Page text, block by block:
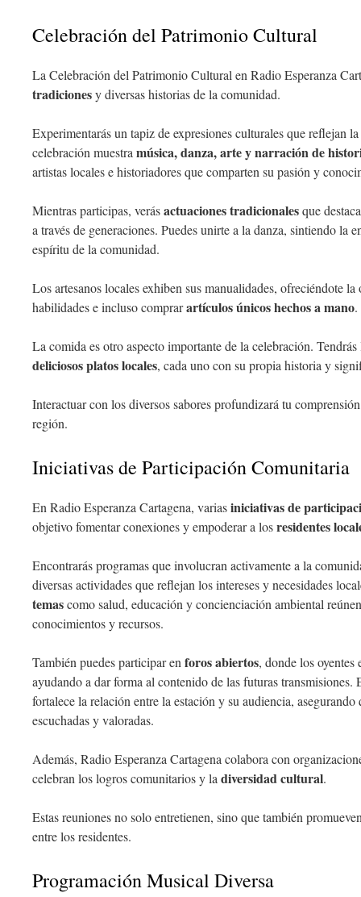
Celebración del Patrimonio Cultural
La Celebración del Patrimonio Cultural en Radio Esperanza
tradicionesy diversas historias de la comunidad.
Experimentarás un tapiz de expresiones culturales que reflejan
celebración muestra música, danza, arte y narración de
artistas locales e historiadores que comparten su pasión y
Mientras participas, verásactuaciones tradicionalesque
a través de generaciones. Puedes unirte a la danza, sintiendo la
espíritu de la comunidad.
Los artesanos locales exhiben sus manualidades, ofreciéndote
habilidades e incluso comprarartículos únicos hechos a mano.
La comida es otro aspecto importante de la celebración.
deliciosos platos locales, cada uno con su propia historia y
Interactuar con los diversos sabores profundizará tu
región.
Iniciativas de Participación Comunitaria
En Radio Esperanza Cartagena, variasiniciativas de
objetivo fomentar conexiones y empoderar a losresidentes
Encontrarás programas que involucran activamente a la
diversas actividades que reflejan los intereses y necesidades
temascomo salud, educación y concienciación ambiental
conocimientos y recursos.
También puedes participar en foros abiertos, donde los oyentes
ayudando a dar forma al contenido de las futuras transmisiones.
fortalece la relación entre la estación y su audiencia,
escuchadas y valoradas.
Además, Radio Esperanza Cartagena colabora con
celebran los logros comunitarios y la diversidad cultural.
Estas reuniones no solo entretienen, sino que también
entre los residentes.
Programación Musical Diversa